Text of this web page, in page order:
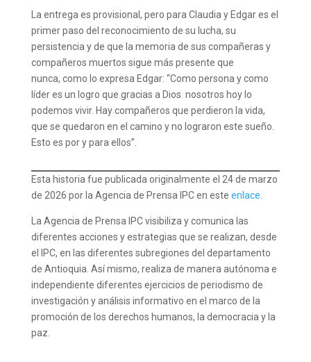
La entrega es provisional, pero para Claudia y Edgar es el
primer paso del reconocimiento de su lucha, su
persistencia y de que la memoria de sus compañeras y
compañeros muertos sigue más presente que
nunca, como lo expresa Edgar: “Como persona y como
líder es un logro que gracias a Dios nosotros hoy lo
podemos vivir. Hay compañeros que perdieron la vida,
que se quedaron en el camino y no lograron este sueño.
Esto es por y para ellos”.
Esta historia fue publicada originalmente el 24 de marzo
de 2026 por la Agencia de Prensa IPC en este enlace.
La Agencia de Prensa IPC visibiliza y comunica las
diferentes acciones y estrategias que se realizan, desde
el IPC, en las diferentes subregiones del departamento
de Antioquia. Así mismo, realiza de manera autónoma e
independiente diferentes ejercicios de periodismo de
investigación y análisis informativo en el marco de la
promoción de los derechos humanos, la democracia y la
paz.